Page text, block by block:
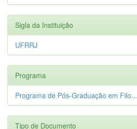
Sigla da Instituição
UFRRJ
Programa
Programa de Pós-Graduação em Filo...
Tipo de Documento